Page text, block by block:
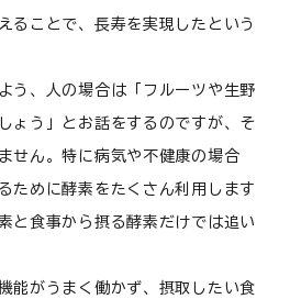
ることで、長寿を実現したという
う、人の場合は「フルーツや生野
ょう」とお話をするのですが、そ
せん。特に病気や不健康の場合
ために酵素をたくさん利用します
と食事から摂る酵素だけでは追い
能がうまく働かず、摂取したい食